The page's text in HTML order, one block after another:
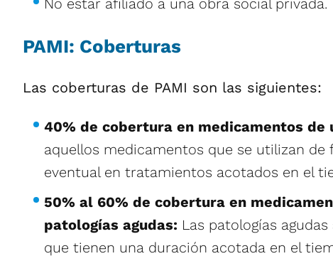
No estar afiliado a una obra social privada.
PAMI: Coberturas
Las coberturas de PAMI son las siguientes:
40% de cobertura en medicamentos de
aquellos medicamentos que se utilizan de
eventual en tratamientos acotados en el
50% al 60% de cobertura en
patologías agudas: Las patologías
que tienen una duración acotada en el